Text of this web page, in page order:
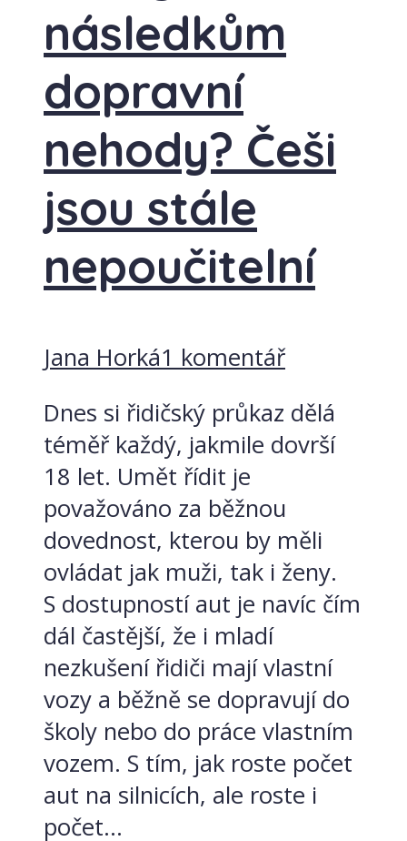
následkům
dopravní
nehody? Češi
jsou stále
nepoučitelní
Jana Horká1 komentář
Dnes si řidičský průkaz dělá
téměř každý, jakmile dovrší
18 let. Umět řídit je
považováno za běžnou
dovednost, kterou by měli
ovládat jak muži, tak i ženy.
S dostupností aut je navíc čím
dál častější, že i mladí
nezkušení řidiči mají vlastní
vozy a běžně se dopravují do
školy nebo do práce vlastním
vozem. S tím, jak roste počet
aut na silnicích, ale roste i
počet...